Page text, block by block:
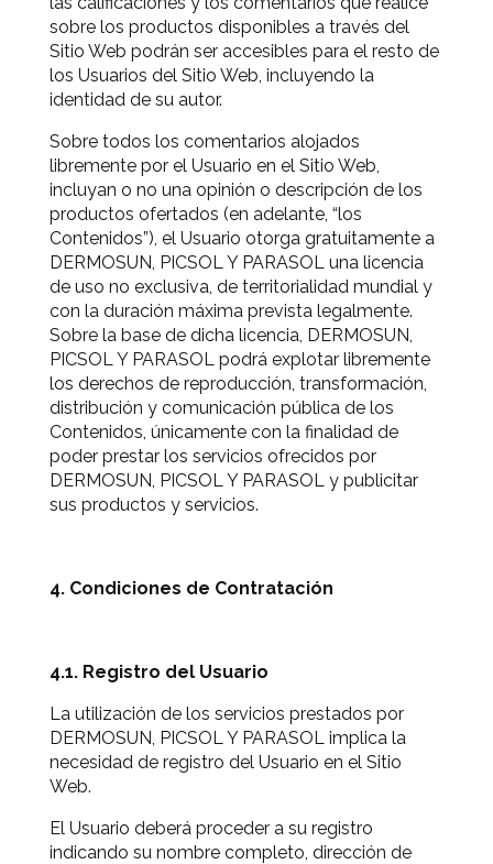
sobre los productos disponibles a través del
Sitio Web podrán ser accesibles para el resto de
los Usuarios del Sitio Web, incluyendo la
identidad de su autor.
Sobre todos los comentarios alojados
libremente por el Usuario en el Sitio Web,
incluyan o no una opinión o descripción de los
productos ofertados (en adelante, “los
Contenidos”), el Usuario otorga gratuitamente a
DERMOSUN, PICSOL Y PARASOL una licencia
de uso no exclusiva, de territorialidad mundial y
con la duración máxima prevista legalmente.
Sobre la base de dicha licencia, DERMOSUN,
PICSOL Y PARASOL podrá explotar libremente
los derechos de reproducción, transformación,
distribución y comunicación pública de los
Contenidos, únicamente con la finalidad de
poder prestar los servicios ofrecidos por
DERMOSUN, PICSOL Y PARASOL y publicitar
sus productos y servicios.
4. Condiciones de Contratación
4.1. Registro del Usuario
La utilización de los servicios prestados por
DERMOSUN, PICSOL Y PARASOL implica la
necesidad de registro del Usuario en el Sitio
Web.
El Usuario deberá proceder a su registro
indicando su nombre completo, dirección de